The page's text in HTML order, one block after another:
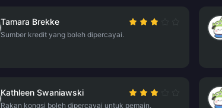
Tamara Brekke
Sumber kredit yang boleh dipercayai.
Kathleen Swaniawski
Rakan kongsi boleh dipercayai untuk pemain.